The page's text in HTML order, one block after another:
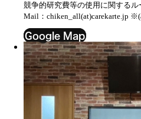
競争的研究費等の使用に関する
Mail：chiken_all(at)carekarte.jp
Google Map